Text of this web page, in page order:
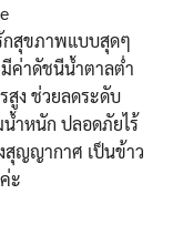
กสุขภาพแบบสุดๆ
ค่าดัชนีน้ำตาลต่ำ
สูง ช่วยลดระดับ
ำหนัก ปลอดภัยไร้
สุญญากาศ เป็นข้าว
ะ